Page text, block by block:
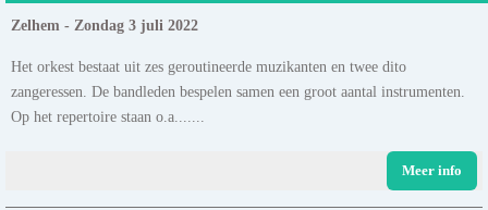
Zelhem - Zondag 3 juli 2022
Het orkest bestaat uit zes geroutineerde muzikanten en twee dito
zangeressen. De bandleden bespelen samen een groot aantal instrumenten.
Op het repertoire staan o.a.......
Meer info